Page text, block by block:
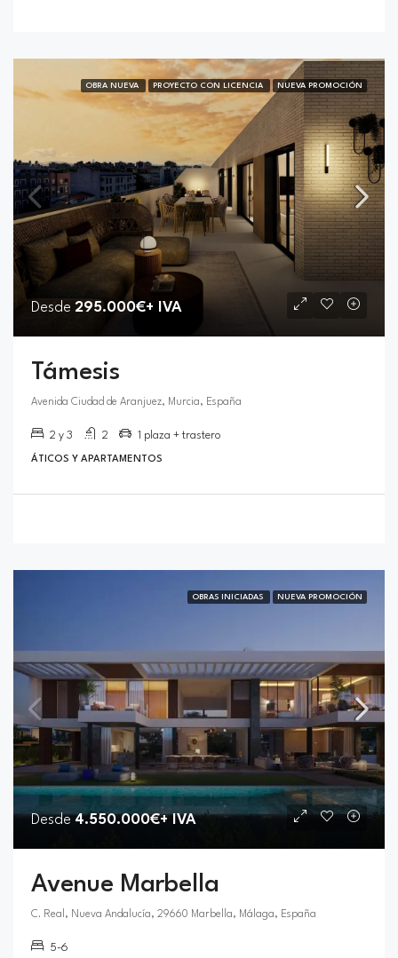
OBRA NUEVA PROYECTO CON LICENCIA NUEVA PROMOCIÓN
Desde 295.000€+ IVA
Támesis
Avenida Ciudad de Aranjuez, Murcia, España
2 y 3 2 1 plaza + trastero
ÁTICOS Y APARTAMENTOS
OBRAS INICIADAS NUEVA PROMOCIÓN
Desde 4.550.000€+ IVA
Avenue Marbella
C. Real, Nueva Andalucía, 29660 Marbella, Málaga, España
5-6